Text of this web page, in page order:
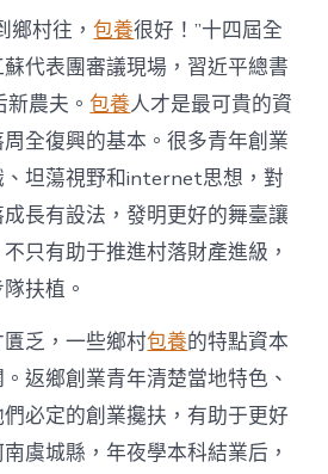
水
甜
心
寶
物
查
包
養
網
_
中
中
鄉村往，包養很好！”十四屆全
代表團審議現場，習近平總書
新農夫。包養人才是最可貴的資
全復興的基本。很多青年創業
坦蕩視野和internet思想，對
長有設法，發明更好的舞臺讓
只有助于推進村落財產進級，
扶植。
乏，一些鄉村包養的特點資本
返鄉創業青年清楚當地特色、
必定的創業攙扶，有助于更好
虞城縣，年夜學本科結業后，